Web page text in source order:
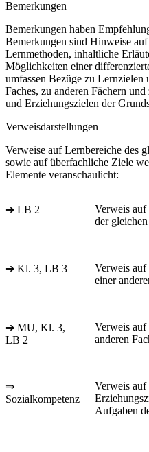
Bemerkungen
Bemerkungen haben
Bemerkungen sind Hinweise
Lernmethoden, inhaltliche
Möglichkeiten einer
umfassen Bezüge zu Lernzielen
Faches, zu anderen Fächern
und Erziehungszielen der
Verweisdarstellungen
Verweise auf Lernbereiche des
sowie auf überfachliche Ziele
Elemente veranschaulicht:
➔ LB 2
Verweis auf
der
➔ Kl. 3, LB 3
Verweis auf
einer
➔ MU, Kl. 3,
LB 2
Verweis auf
anderen
⇒
Sozialkompetenz
Verweis
Aufgaben